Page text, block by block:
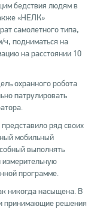
бедствия людям в
«НЕЛК»
самолетного типа,
ч, подниматься на
на расстоянии 10
охранного робота
патрулировать
ряд своих
мобильный
выполнять
измерительную
программе.
никогда насыщена. В
принимающие решения